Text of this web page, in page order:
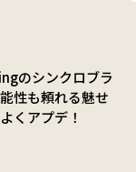
のシンクロブラ
性も頼れる魅せ
くアプデ！